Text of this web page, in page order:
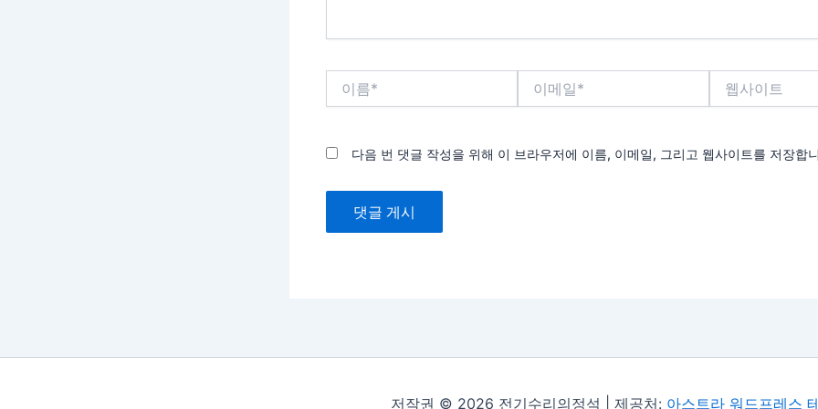
다음 번 댓글 작성을 위해 이 브라우저에 이름, 이메일, 그리고 웹사이트를 저장합
저작권 © 2026 전기수리의정석 | 제공처: 아스트라 워드프레스